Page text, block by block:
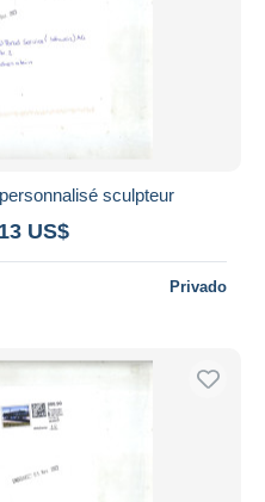
sculpteur
US$
Privado